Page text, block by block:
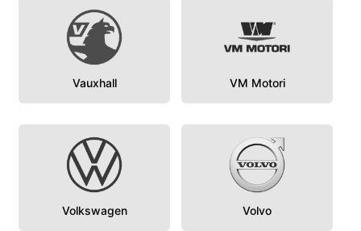
Vauxhall VM Motori
Volkswagen Volvo